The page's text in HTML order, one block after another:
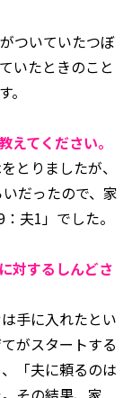
ついていたつぼ
いたときのこと
てください。
とりましたが、
だったので、家
夫1」でした。
対するしんどさ
手に入れたとい
がスタートする
「夫に頼るのは